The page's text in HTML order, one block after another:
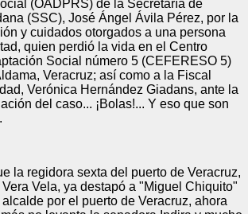
(OADPRS) de la Secretaría de
(SSC), José Ángel Ávila Pérez, por la
y cuidados otorgados a una persona
quien perdió la vida en el Centro
Social número 5 (CEFERESO 5)
Veracruz; así como a la Fiscal
Verónica Hernández Giadans, ante la
del caso... ¡Bolas!... Y eso que son
la regidora sexta del puerto de Veracruz,
Vela, ya destapó a "Miguel Chiquito"
por el puerto de Veracruz, ahora